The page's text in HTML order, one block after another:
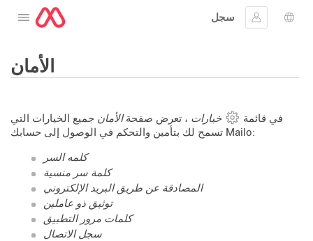
افتح القائمة
سجل
الدخولاللغة
الأمان
في قائمة خيارات ، تعرض صفحةالأمان جميع الخيارات التي
تسمح لك بتأمين والتحكم في الوصول إلى حسابك Mailo:
كلمه السر
كلمة سر منسية
المصادقة عن طريق البريد الإلكتروني
توثيق ذو عاملين
كلمات مرور التطبيق
سجل الاتصال